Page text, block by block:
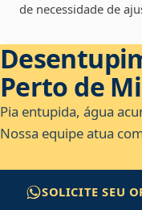
de necessidade de
Perto de
Pia entupida, água
Nossa equipe atua
SOLICITE SEU